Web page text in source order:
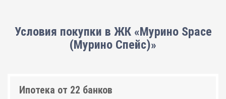
Условия покупки в ЖК «Мурино Space
(Мурино Спейс)»
Ипотека от 22 банков